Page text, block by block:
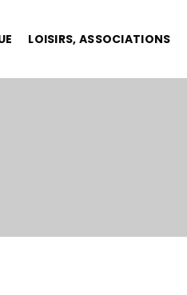
LOISIRS, ASSOCIATIONS